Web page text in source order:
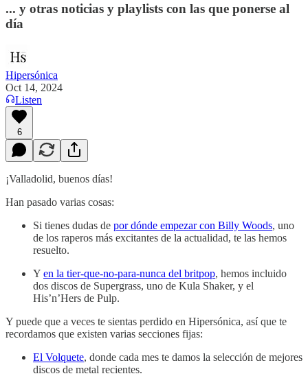
... y otras noticias y playlists con las que ponerse al
día
Hipersónica
Oct 14, 2024
Listen
6
¡Valladolid, buenos días!
Han pasado varias cosas:
Si tienes dudas de por dónde empezar con Billy Woods, uno
de los raperos más excitantes de la actualidad, te las hemos
resuelto.
Y en la tier-que-no-para-nunca del britpop, hemos incluido
dos discos de Supergrass, uno de Kula Shaker, y el
His’n’Hers de Pulp.
Y puede que a veces te sientas perdido en Hipersónica, así que te
recordamos que existen varias secciones fijas:
El Volquete, donde cada mes te damos la selección de mejores
discos de metal recientes.